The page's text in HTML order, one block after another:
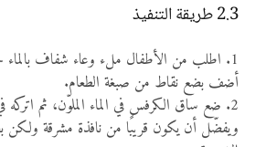
2.3 طريقة التنفيذ
1. اطلب من الأطفال ملء وعاء شفاف بالماء
أضف بضع نقاط من صبغة الطعام.
2. ضع ساق الكرفس في الماء الملوّن، ثم
ويفضّل أن يكون قريبًا من نافذة مشرقة ولكن